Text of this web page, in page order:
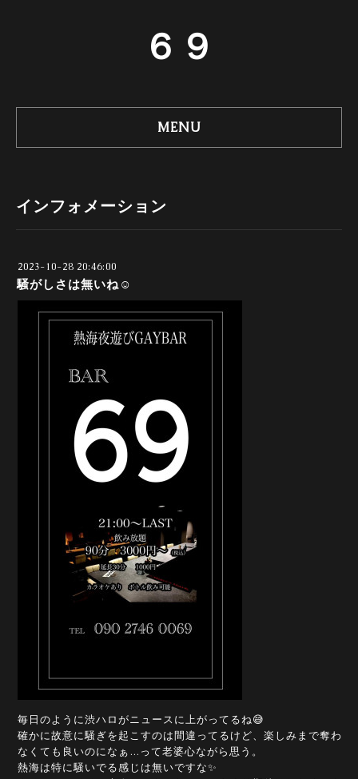
６９
MENU
インフォメーション
2023-10-28 20:46:00
騒がしさは無いね☺️
毎日のように渋ハロがニュースに上がってるね😅
確かに故意に騒ぎを起こすのは間違ってるけど、楽しみまで奪わ
なくても良いのになぁ…って老婆心ながら思う。
熱海は特に騒いでる感じは無いですな✨